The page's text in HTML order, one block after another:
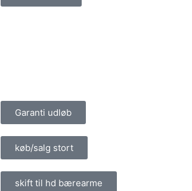
Garanti udløb
køb/salg stort
skift til hd bærearme